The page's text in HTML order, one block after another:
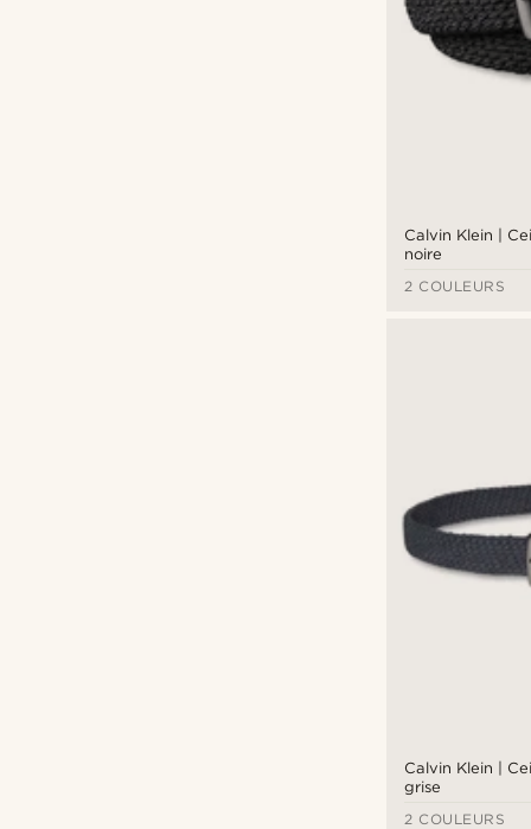
Calvin Klein |
noire
2 COULEURS
Calvin Klein |
grise
2 COULEURS